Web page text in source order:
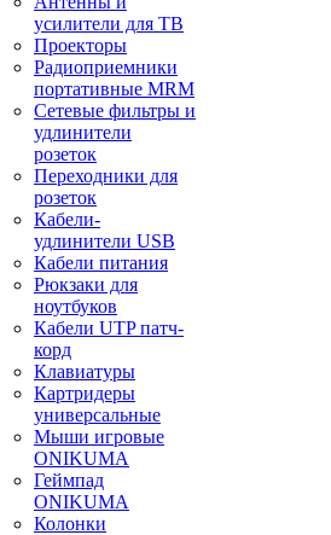
усилители для ТВ
Проекторы
Радиоприемники
портативные MRM
Сетевые фильтры и
удлинители
розеток
Переходники для
розеток
Кабели-
удлинители USB
Кабели питания
Рюкзаки для
ноутбуков
Кабели UTP патч-
корд
Клавиатуры
Картридеры
универсальные
Мыши игровые
ONIKUMA
Геймпад
ONIKUMA
Колонки